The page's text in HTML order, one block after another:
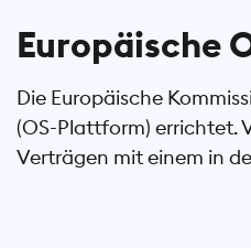
Europäische
Die Europäische
(OS-Plattform) errichtet.
Verträgen mit einem in